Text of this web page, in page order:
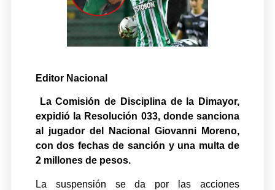
Editor Nacional
La Comisión de Disciplina de la Dimayor,
expidió la Resolución 033, donde sanciona
al jugador del Nacional Giovanni Moreno,
con dos fechas de sanción y una multa de
2 millones de pesos.
La suspensión se da por las acciones